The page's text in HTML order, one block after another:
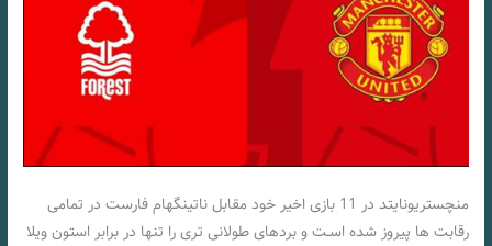
منچستریونایتد در 11 بازی اخیر خود مقابل ناتینگهام فارست در تمامی
رقابت ها پیروز شده اسـت و بردهای طولانی تری را تنها در برابر استون ویلا